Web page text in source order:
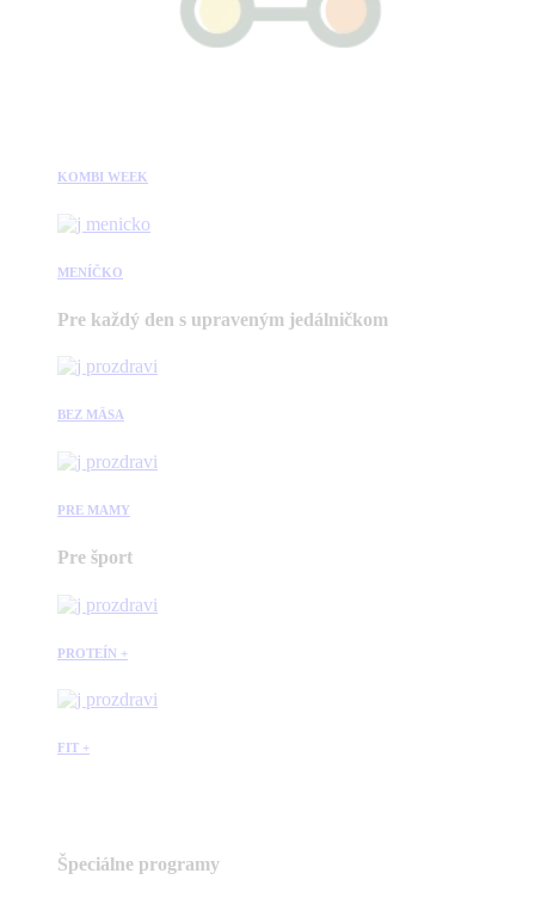
KOMBI WEEK
MENÍČKO
Pre každý den s upraveným jedálničkom
BEZ MÄSA
PRE MAMY
Pre šport
PROTEÍN +
FIT +
Špeciálne programy